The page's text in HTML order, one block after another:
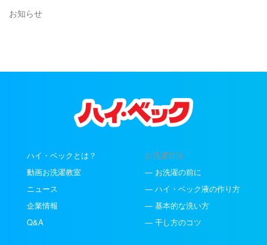
お知らせ
ハイ・ベックとは？
動画お洗濯教室
ニュース
企業情報
Q&A
お洗濯方法
— お洗濯の前に
— ハイ・ベック液の作り方
— 基本的な洗い方
— 干し方のコツ